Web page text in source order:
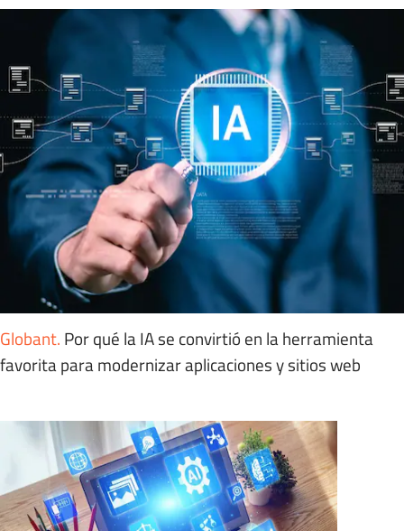
Globant. Por qué la IA se convirtió en la herramienta
favorita para modernizar aplicaciones y sitios web